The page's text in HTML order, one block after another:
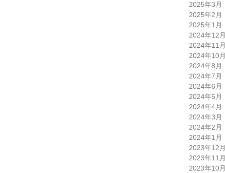
2025年3月
2025年2月
2025年1月
2024年12月
2024年11月
2024年10月
2024年8月
2024年7月
2024年6月
2024年5月
2024年4月
2024年3月
2024年2月
2024年1月
2023年12月
2023年11月
2023年10月